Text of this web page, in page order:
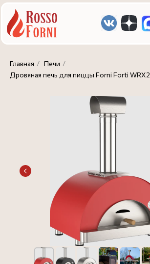
Главная / Печи /
Дровяная печь для пиццы Forni Forti WRX2